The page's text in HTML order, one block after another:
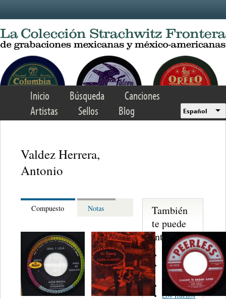
Inicio Búsqueda
Canciones
Artistas
Sellos Blog Español
Valdez Herrera,
Antonio
Compuesto Notas
También
te puede
interesar...
Pepe Luis
Luis
Gonzales
Las Isabeles
Los Truenos